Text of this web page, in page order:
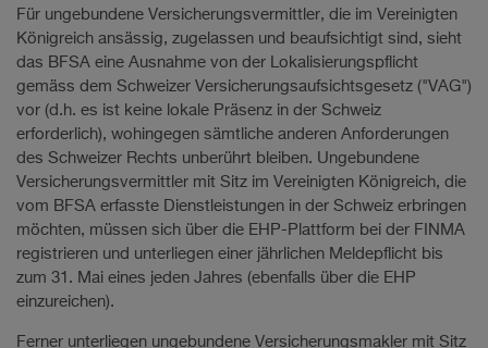
Für ungebundene Versicherungsvermittler, die im Vereinigten
Königreich ansässig, zugelassen und beaufsichtigt sind, sieht
das BFSA eine Ausnahme von der Lokalisierungspflicht
gemäss dem Schweizer Versicherungsaufsichtsgesetz ("VAG")
vor (d.h. es ist keine lokale Präsenz in der Schweiz
erforderlich), wohingegen sämtliche anderen Anforderungen
des Schweizer Rechts unberührt bleiben. Ungebundene
Versicherungsvermittler mit Sitz im Vereinigten Königreich, die
vom BFSA erfasste Dienstleistungen in der Schweiz erbringen
möchten, müssen sich über die EHP-Plattform bei der FINMA
registrieren und unterliegen einer jährlichen Meldepflicht bis
zum 31. Mai eines jeden Jahres (ebenfalls über die EHP
einzureichen).
Ferner unterliegen ungebundene Versicherungsmakler mit Sitz